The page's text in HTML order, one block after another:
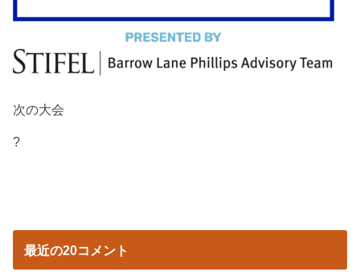
次の大会
?
最近の20コメント